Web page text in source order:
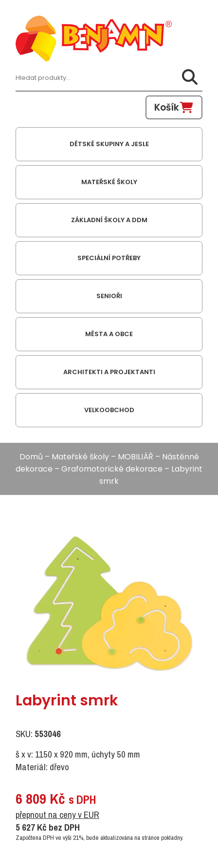
Hledat:
Košík
DĚTSKÉ SKUPINY A JESLE
MATEŘSKÉ ŠKOLY
ZÁKLADNÍ ŠKOLY A DDM
SPECIÁLNÍ POTŘEBY
SENIOŘI
MĚSTA A OBCE
ARCHITEKTI A PROJEKTANTI
VELKOOBCHOD
Domů – Mateřské školy– MOBILIÁŘ – Nástěnné
dekorace – Grafomotorické dekorace – Labyrint
smrk
Labyrint smrk
SKU: 553046
š x v: 1150 x 920 mm, úchyty 50 mm
Materiál: dřevo
6 809 Kč s DPH
přepnout na ceny v EUR
5 627Kč bez DPH
Započtena DPH ve výši 21%, bude aktualizována na stránce pokladny.